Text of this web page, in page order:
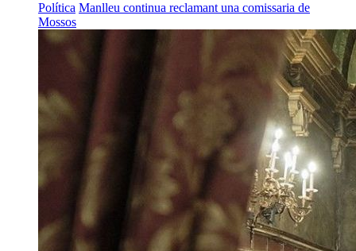
Política Manlleu continua reclamant una comissaria de
Mossos